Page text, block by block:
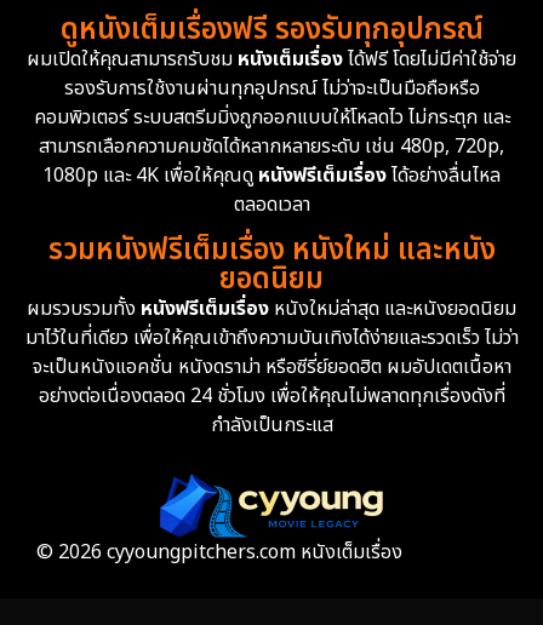
ดูหนังเต็มเรื่องฟรี รองรับทุกอุปกรณ์
ผมเปิดให้คุณสามารถรับชม หนังเต็มเรื่องได้ฟรี โดยไม่มีค่าใช้จ่าย
รองรับการใช้งานผ่านทุกอุปกรณ์ ไม่ว่าจะเป็นมือถือหรือ
คอมพิวเตอร์ ระบบสตรีมมิ่งถูกออกแบบให้โหลดไว ไม่กระตุก และ
สามารถเลือกความคมชัดได้หลากหลายระดับ เช่น 480p, 720p,
1080p และ 4K เพื่อให้คุณดูหนังฟรีเต็มเรื่องได้อย่างลื่นไหล
ตลอดเวลา
รวมหนังฟรีเต็มเรื่อง หนังใหม่ และหนัง
ยอดนิยม
ผมรวบรวมทั้ง หนังฟรีเต็มเรื่อง หนังใหม่ล่าสุด และหนังยอดนิยม
มาไว้ในที่เดียว เพื่อให้คุณเข้าถึงความบันเทิงได้ง่ายและรวดเร็ว ไม่ว่า
จะเป็นหนังแอคชั่น หนังดราม่า หรือซีรี่ย์ยอดฮิต ผมอัปเดตเนื้อหา
อย่างต่อเนื่องตลอด 24 ชั่วโมง เพื่อให้คุณไม่พลาดทุกเรื่องดังที่
กำลังเป็นกระแส
© 2026 cyyoungpitchers.com หนังเต็มเรื่อง